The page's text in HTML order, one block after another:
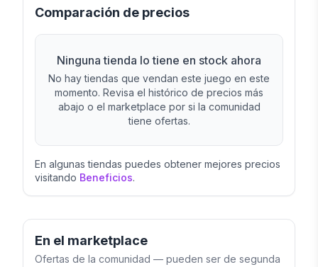
blancas, y los demás deberán responder
Comparación de precios
Ninguna tienda lo tiene en stock ahora
No hay tiendas que vendan este juego en este
momento. Revisa el histórico de precios más
abajo o el marketplace por si la comunidad
tiene ofertas.
En algunas tiendas puedes obtener mejores precios
visitando Beneficios.
En el marketplace
Ofertas de la comunidad — pueden ser de segunda